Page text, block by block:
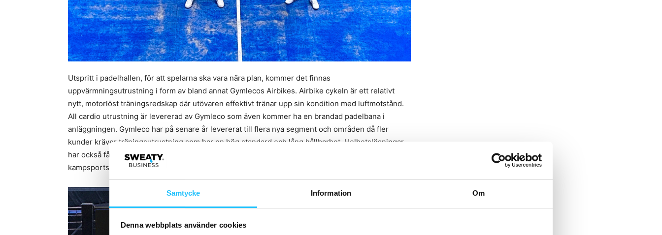
Samtycke Information Om
Denna webbplats använder cookies
Utspritt i padelhallen, för att spelarna ska vara nära plan, kommer det finnas
uppvärmningsutrustning i form av bland annat Gymlecos Airbikes. Airbike cykeln är ett relativt
nytt, motorlöst träningsredskap där utövaren effektivt tränar upp sin kondition med luftmotstånd.
All cardio utrustning är levererad av Gymleco som även kommer ha en brandad padelbana i
anläggningen. Gymleco har på senare år levererat till flera nya segment och områden då fler
kunder kräver träningsutrustning som har en hög standard och lång hållbarhet. Helhetslösningar
har också fått en större efterfrågan vilket betyder att flera olika områden såsom crossfit boxar,
kampsportsklubbar och boxningsklubbar kombinerar sina originella koncept med styrketräning.